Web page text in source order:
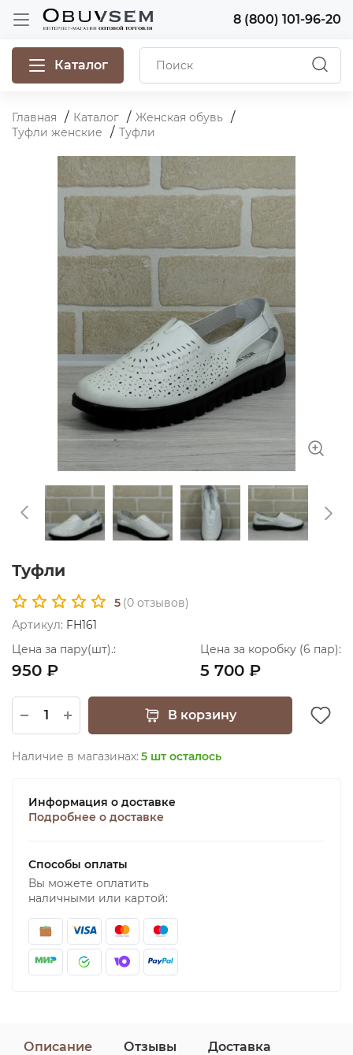
8 (800) 101-96-20
Каталог
Главная Каталог
Женская обувь
Туфли женские
Туфли
Туфли
5 (0 отзывов)
Артикул: FH161
Цена за пару(шт).:
950 ₽
Цена за коробку (6 пар):
5 700 ₽
В корзину
Наличие в магазинах: 5 шт осталось
Информация о доставке
Подробнее о доставке
Способы оплаты
Вы можете оплатить
наличными или картой:
Описание Отзывы Доставка